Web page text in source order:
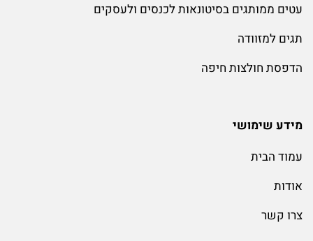
עטים ממותגים בסיטונאות לכנסים ולעסקים
תגים למזוודה
הדפסת חולצות חיפה
מידע שימושי
עמוד הבית
אודות
צרו קשר